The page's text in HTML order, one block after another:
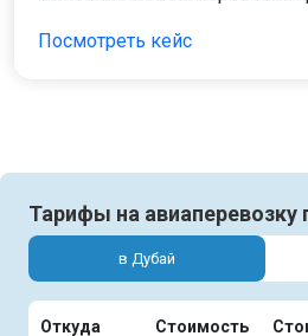
Посмотреть кейс
Тарифы на авиаперевозку
в Дубай
Откуда Стоимость